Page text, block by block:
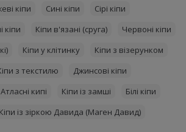
кіпи Сині кіпи
Сірі кіпи
кіпи Кіпи в'язані (сруга)
Червоні кіпи
Кіпи у клітинку
Кіпи з візерунком
з текстилю
Джинсові кіпи
Атласні кипі Кіпи із замші
Білі кіпи
Кіпи із зіркою Давида (Маген Давид)